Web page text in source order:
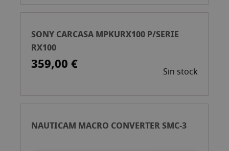
SONY CARCASA MPKURX100 P/SERIE
RX100
359,00 € Sin stock
NAUTICAM MACRO CONVERTER SMC-3